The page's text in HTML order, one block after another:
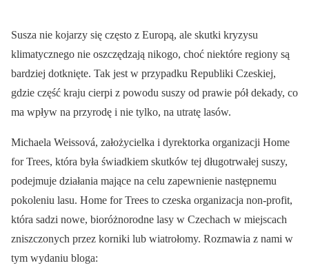
Susza nie kojarzy się często z Europą, ale skutki kryzysu
klimatycznego nie oszczędzają nikogo, choć niektóre regiony są
bardziej dotknięte. Tak jest w przypadku Republiki Czeskiej,
gdzie część kraju cierpi z powodu suszy od prawie pół dekady, co
ma wpływ na przyrodę i nie tylko, na utratę lasów.
Michaela Weissová, założycielka i dyrektorka organizacji Home
for Trees, która była świadkiem skutków tej długotrwałej suszy,
podejmuje działania mające na celu zapewnienie następnemu
pokoleniu lasu. Home for Trees to czeska organizacja non-profit,
która sadzi nowe, bioróżnorodne lasy w Czechach w miejscach
zniszczonych przez korniki lub wiatrołomy. Rozmawia z nami w
tym wydaniu bloga: